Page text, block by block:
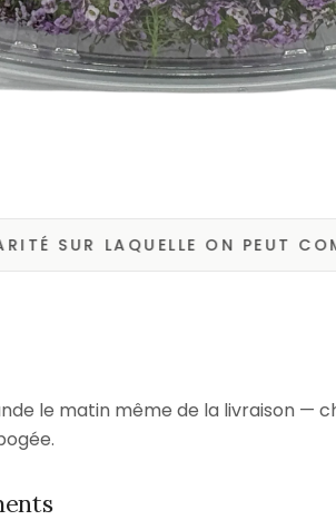
LAQUELLE ON PEUT COMPTER
le matin même de la livraison —